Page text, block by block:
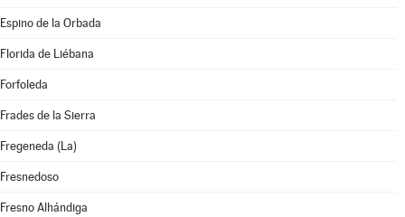
Espino de la Orbada
Florida de Liébana
Forfoleda
Frades de la Sierra
Fregeneda (La)
Fresnedoso
Fresno Alhándiga